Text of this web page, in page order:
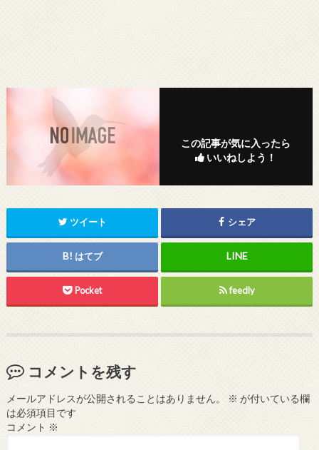
この記事が気に入ったら
いいねしよう！
ツイート シェア
はてブ
Pocket feedly
コメントを残す
メールアドレスが公開されることはありません。 ※ が付いている欄
は必須項目です
コメント ※